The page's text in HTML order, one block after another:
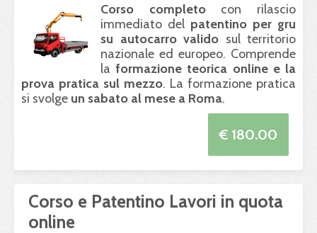
Corso completocon rilascio
immediato del patentino per gru
su autocarro valido sul territorio
nazionale ed europeo. Comprende
laformazione teorica online e la
prova pratica sul mezzo. La formazione pratica
si svolge un sabato al mese a Roma.
€ 180.00
Corso e Patentino Lavori in quota
online